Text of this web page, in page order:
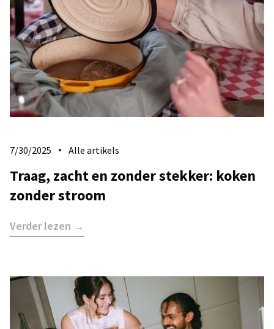
7/30/2025 Alle artikels
​Traag, zacht en zonder stekker: koken
zonder stroom
Verder lezen →